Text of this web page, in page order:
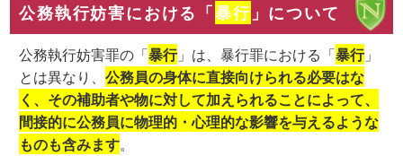
公務執行妨害における「暴行 」について
公務執行妨害罪の「暴行」は、暴行罪における「暴行」
とは異なり、公務員の身体に直接向けられる必要はな
く、その補助者や物に対して加えられることによって、
間接的に公務員に物理的・心理的な影響を与えるような
ものも含みます。